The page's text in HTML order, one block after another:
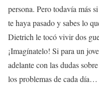
persona. Pero todavía más
te haya pasado y sabes lo
Dietrich le tocó vivir dos
¡Imagínatelo! Si para un
adelante con las dudas
los problemas de cada día…